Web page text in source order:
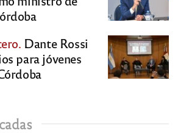
Dante Rossi
para jóvenes